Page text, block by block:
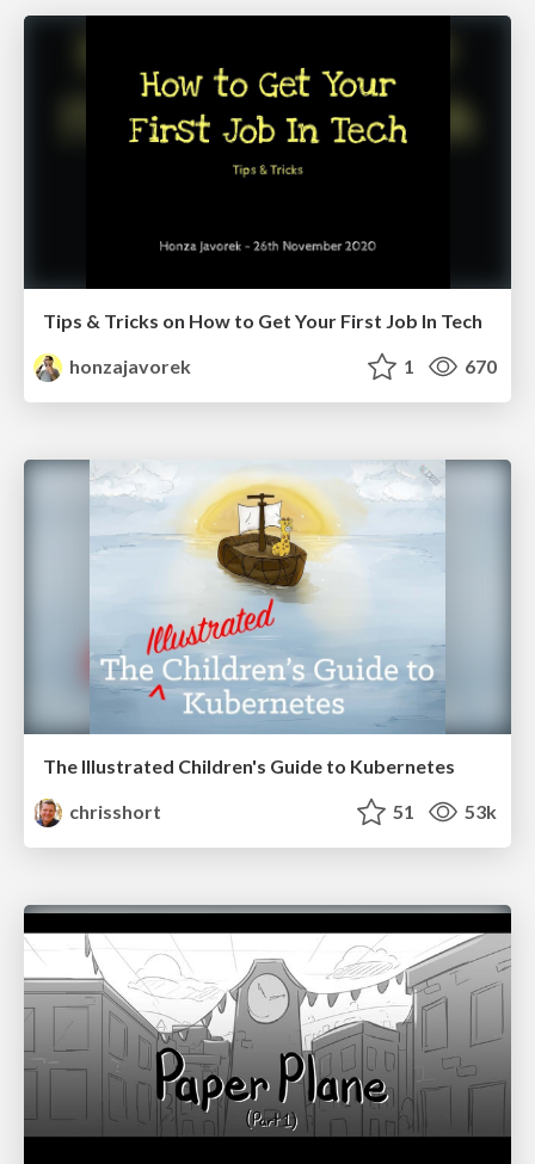
Tips & Tricks on How to Get Your First Job In Tech
honzajavorek
1 670
The Illustrated Children's Guide to Kubernetes
chrisshort
51 53k